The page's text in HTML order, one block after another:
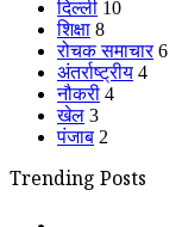
दिल्ली 10
शिक्षा 8
रोचक समाचार 6
अंतर्राष्ट्रीय 4
नौकरी 4
खेल 3
पंजाब 2
Trending Posts